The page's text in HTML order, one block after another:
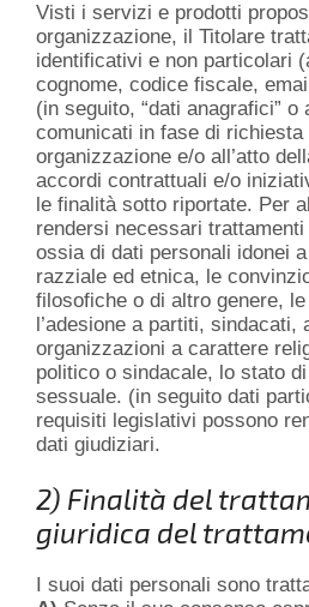
Visti i servizi e prodotti
organizzazione, il Titolare
identificativi e non particolari
cognome, codice fiscale,
(in seguito, “dati anagrafici” o
comunicati in fase di
organizzazione e/o all’atto
accordi contrattuali e/o
le finalità sotto riportate. Per
rendersi necessari
ossia di dati personali idonei
razziale ed etnica, le
filosofiche o di altro genere,
l’adesione a partiti, sindacati,
organizzazioni a carattere
politico o sindacale, lo stato
sessuale. (in seguito dati
requisiti legislativi possono
dati giudiziari.
2) Finalità del
giuridica del
I suoi dati personali sono